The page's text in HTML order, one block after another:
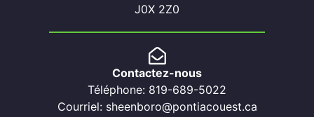
J0X 2Z0
Contactez-nous
Téléphone: 819-689-5022
Courriel: sheenboro@pontiacouest.ca